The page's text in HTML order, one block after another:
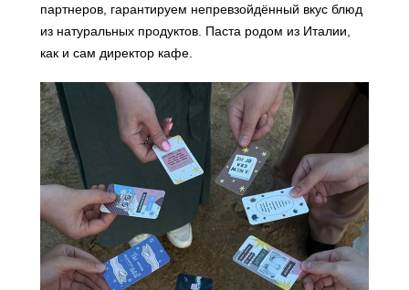
партнеров, гарантируем непревзойдённый вкус блюд
из натуральных продуктов. Паста родом из Италии,
как и сам директор кафе.